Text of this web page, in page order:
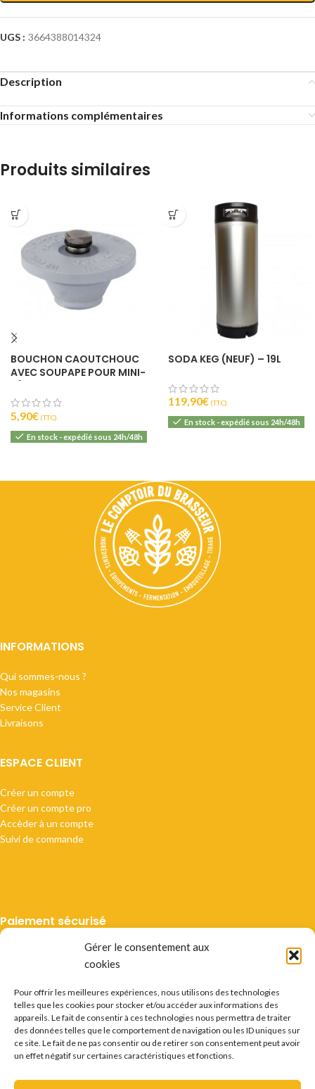
Gérer le consentement aux
cookies
Pour offrir les meilleures expériences, nous utilisons des technologies
telles que les cookies pour stocker et/ou accéder aux informations des
appareils. Le fait de consentir à ces technologies nous permettra de traiter
des données telles que le comportement de navigation ou les ID uniques sur
ce site. Le fait de ne pas consentir ou de retirer son consentement peut avoir
un effet négatif sur certaines caractéristiques et fonctions.
UGS : 3664388014324
Description
Informations complémentaires
Produits similaires
BOUCHON CAOUTCHOUC
AVEC SOUPAPE POUR MINI-
5,90€ (T.T.C).
En stock - expédié sous 24h/48h
SODA KEG (NEUF) – 19L
119,90€ (T.T.C).
En stock - expédié sous 24h/48h
INFORMATIONS
Qui sommes-nous ?
Nos magasins
Service Client
Livraisons
ESPACE CLIENT
Créer un compte
Créer un compte pro
Accèder à un compte
Suivi de commande
Paiement sécurisé
Livraison suivie